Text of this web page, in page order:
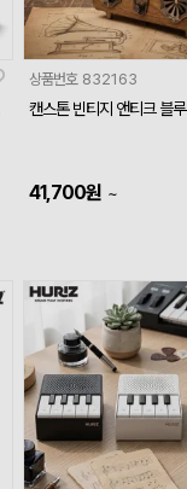
상품번호 832163
캔스톤 빈티지 앤티크 블
41,700원 ~